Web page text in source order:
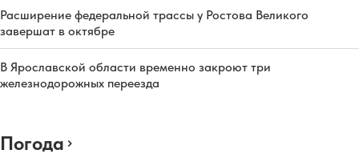
Расширение федеральной трассы у Ростова Великого
завершат в октябре
В Ярославской области временно закроют три
железнодорожных переезда
Погода